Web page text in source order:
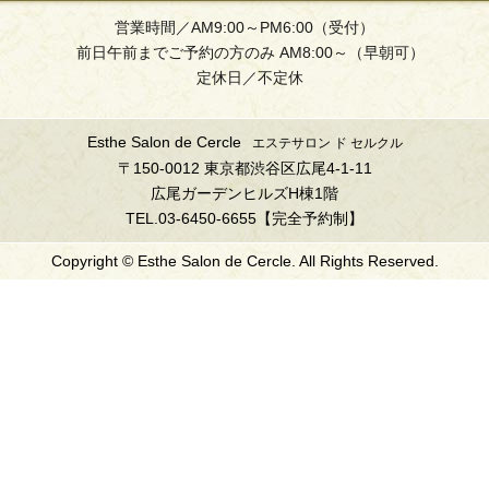
営業時間／AM9:00～PM6:00（受付）
前日午前までご予約の方のみ AM8:00～（早朝可）
定休日／不定休
Esthe Salon de Cercle エステサロン ド セルクル
〒150-0012 東京都渋谷区広尾4-1-11
広尾ガーデンヒルズH棟1階
TEL.03-6450-6655【完全予約制】
Copyright © Esthe Salon de Cercle. All Rights Reserved.